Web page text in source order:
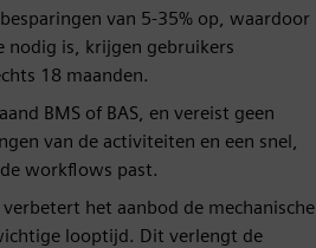
van 5-35% op, waardoor
nodig is, krijgen gebruikers
18 maanden.
BMS of BAS, en vereist geen
van de activiteiten en een snel,
workflows past.
het aanbod de mechanische
looptijd. Dit verlengt de